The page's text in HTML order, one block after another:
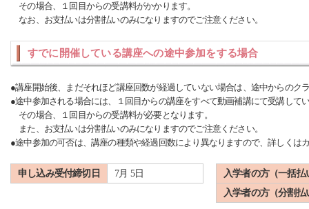
その場合、１回目からの受講料がかかります。
なお、お支払いは分割払いのみになりますのでご注意ください。
すでに開催している講座への途中参加をする場合
●講座開始後、まだそれほど講座回数が経過していない場合は、途中からのク
●途中参加される場合には、１回目からの講座をすべて動画補講にて受講して
その場合、１回目からの受講料が必要となります。
また、お支払いは分割払いのみになりますのでご注意ください。
●途中参加の可否は、講座の種類や経過回数により異なりますので、詳しくは
申し込み受付締切日 7月 5日
入学者の方（一括払
入学者の方（分割払